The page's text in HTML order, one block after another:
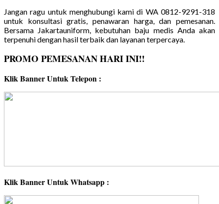
Jangan ragu untuk menghubungi kami di WA 0812-9291-318
untuk konsultasi gratis, penawaran harga, dan pemesanan.
Bersama Jakartauniform, kebutuhan baju medis Anda akan
terpenuhi dengan hasil terbaik dan layanan terpercaya.
PROMO PEMESANAN HARI INI!!
Klik Banner Untuk Telepon :
Klik Banner Untuk Whatsapp :